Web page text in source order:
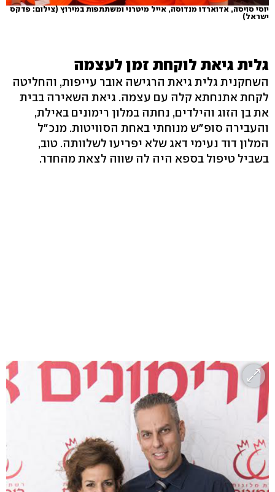
יוסי סויסה, אדוארדו מנדוסה, אייל מיטרני ומשתתפות במירוץ (צילום: פדקס
ישראל)
גלית גיאת לוקחת זמן לעצמה
השחקנית גלית גיאת הרגישה אובר עייפות, והחליטה
לקחת אתנחתא קלה עם עצמה. גיאת השאירה בבית
את בן הזוג והילדים, נחתה במלון רימונים באילת,
והעבירה סופ"ש מנוחתי באחת הסוויטות. מנכ"ל
המלון דוד נעימי דאג שלא יפריעו לשלוותה. טוב,
בשביל טיפול בספא היה לה שווה לצאת מהחדר.